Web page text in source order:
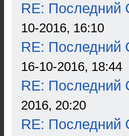
RE: Последний
10-2016, 16:10
RE: Последний
16-10-2016, 18:44
RE: Последний
2016, 20:20
RE: Последний